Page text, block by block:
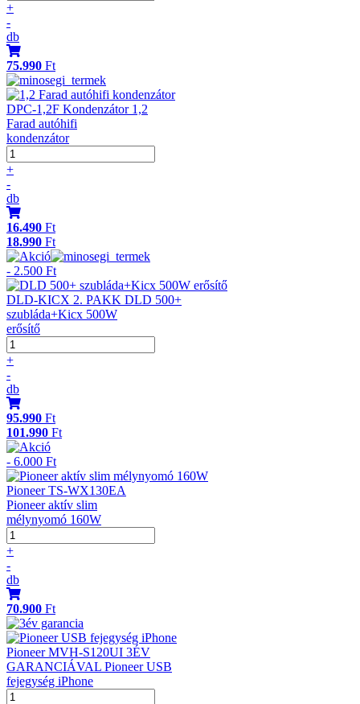
+
-
db
75.990 Ft
DPC-1,2F Kondenzátor 1,2
Farad autóhifi
kondenzátor
+
-
db
16.490 Ft
18.990 Ft
- 2.500 Ft
DLD-KICX 2. PAKK DLD 500+
szubláda+Kicx 500W
erősítő
+
-
db
95.990 Ft
101.990 Ft
- 6.000 Ft
Pioneer TS-WX130EA
Pioneer aktív slim
mélynyomó 160W
+
-
db
70.900 Ft
Pioneer MVH-S120UI 3ÉV
GARANCIÁVAL Pioneer USB
fejegység iPhone